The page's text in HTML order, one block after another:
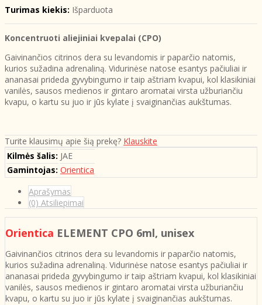
Turimas kiekis: Išparduota
Koncentruoti aliejiniai kvepalai (CPO)
Gaivinančios citrinos dera su levandomis ir paparčio natomis,
kurios sužadina adrenaliną. Vidurinėse natose esantys pačiuliai ir
ananasai prideda gyvybingumo ir taip aštriam kvapui, kol klasikiniai
vanilės, sausos medienos ir gintaro aromatai virsta užburiančiu
kvapu, o kartu su juo ir jūs kylate į svaiginančias aukštumas.
Turite klausimų apie šią prekę? Klauskite
Kilmės šalis: JAE
Gamintojas: Orientica
Aprašymas
(0) Atsiliepimai
Orientica ELEMENT CPO 6ml, unisex
Gaivinančios citrinos dera su levandomis ir paparčio natomis,
kurios sužadina adrenaliną. Vidurinėse natose esantys pačiuliai ir
ananasai prideda gyvybingumo ir taip aštriam kvapui, kol klasikiniai
vanilės, sausos medienos ir gintaro aromatai virsta užburiančiu
kvapu, o kartu su juo ir jūs kylate į svaiginančias aukštumas.